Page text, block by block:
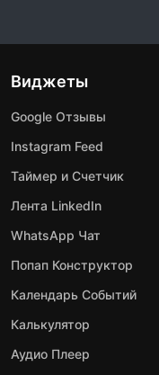
Виджеты
Google Отзывы
Instagram Feed
Таймер и Счетчик
Лента LinkedIn
WhatsApp Чат
Попап Конструктор
Календарь Событий
Калькулятор
Аудио Плеер